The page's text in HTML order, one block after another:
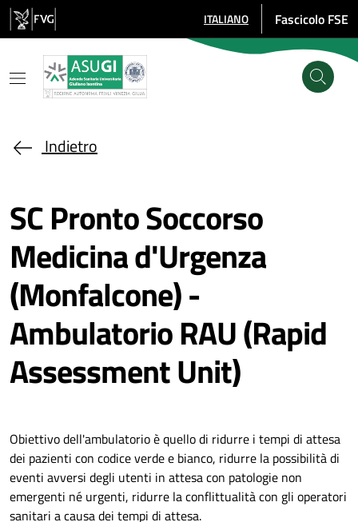
Salta al contenuto principale
SELEZIONE LINGUA: LINGUA
ITALIANO Fascicolo FSE
Indietro
SC Pronto Soccorso
Medicina d'Urgenza
(Monfalcone) -
Ambulatorio RAU (Rapid
Assessment Unit)
Obiettivo dell'ambulatorio è quello di ridurre i tempi di attesa
dei pazienti con codice verde e bianco, ridurre la possibilità di
eventi avversi degli utenti in attesa con patologie non
emergenti né urgenti, ridurre la conflittualità con gli operatori
sanitari a causa dei tempi di attesa.